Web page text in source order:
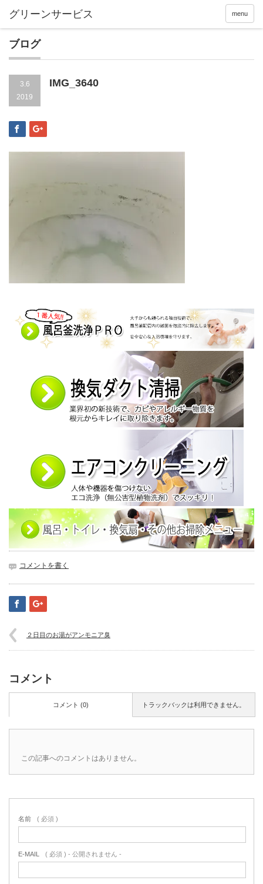
menu
ブログ
3.6
2019
IMG_3640
コメントを書く
２日目のお湯がアンモニア臭
コメント
トラックバックは利用できません。
コメント (0)
この記事へのコメントはありません。
名前 ( 必須 )
E-MAIL ( 必須 ) - 公開されません -